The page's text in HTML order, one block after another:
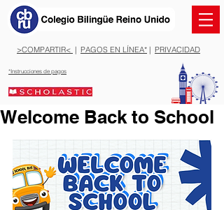
>COMPARTIR< | PAGOS EN LÍNEA* | PRIVACIDAD
*Instrucciones de pagos
Welcome Back to School